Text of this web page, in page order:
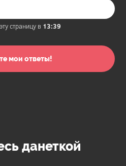
страницу в 13:39
данеткой